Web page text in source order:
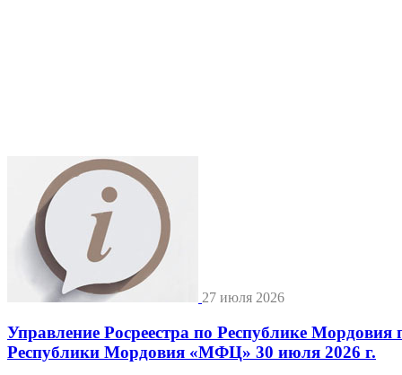
27 июля 2026
Управление Росреестра по Республике
Республики Мордовия «МФЦ» 30 июля 2026 г.